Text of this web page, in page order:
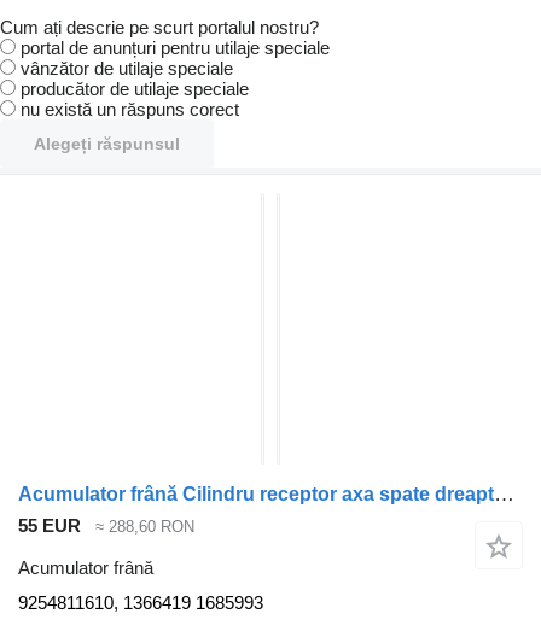
Cum ați descrie pe scurt portalul nostru?
portal de anunțuri pentru utilaje speciale
vânzător de utilaje speciale
producător de utilaje speciale
nu există un răspuns corect
Alegeți răspunsul
Acumulator frână Cilindru receptor axa spate dreapta 9254811610 pentru cap tractor DAF XF
55 EUR ≈ 288,60 RON
Acumulator frână
9254811610, 1366419 1685993